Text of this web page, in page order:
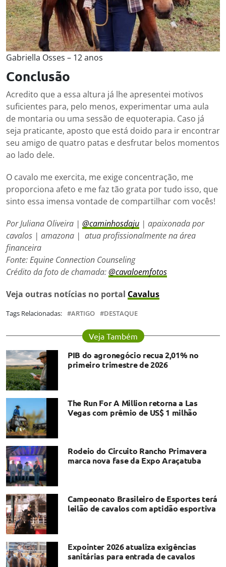
Gabriella Osses – 12 anos
Conclusão
Acredito que a essa altura já lhe apresentei motivos
suficientes para, pelo menos, experimentar uma aula
de montaria ou uma sessão de equoterapia. Caso já
seja praticante, aposto que está doido para ir encontrar
seu amigo de quatro patas e desfrutar belos momentos
ao lado dele.
O cavalo me exercita, me exige concentração, me
proporciona afeto e me faz tão grata por tudo isso, que
sinto essa imensa vontade de compartilhar com vocês!
Por Juliana Oliveira | @caminhosdaju | apaixonada por
cavalos | amazona | atua profissionalmente na área
financeira
Fonte: Equine Connection Counseling
Crédito da foto de chamada:@cavaloemfotos
Veja outras notícias no portal Cavalus
Tags Relacionadas: ARTIGO DESTAQUE
Veja Também
PIB do agronegócio recua 2,01% no
primeiro trimestre de 2026
The Run For A Million retorna a Las
Vegas com prêmio de US$ 1 milhão
Rodeio do Circuito Rancho Primavera
marca nova fase da Expo Araçatuba
Campeonato Brasileiro de Esportes terá
leilão de cavalos com aptidão esportiva
Expointer 2026 atualiza exigências
sanitárias para entrada de cavalos